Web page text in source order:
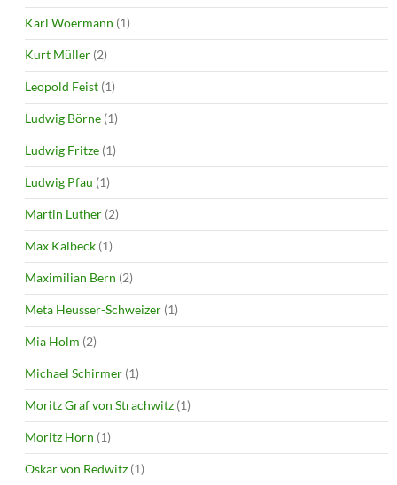
Karl Woermann (1)
Kurt Müller (2)
Leopold Feist (1)
Ludwig Börne (1)
Ludwig Fritze (1)
Ludwig Pfau (1)
Martin Luther (2)
Max Kalbeck (1)
Maximilian Bern (2)
Meta Heusser-Schweizer (1)
Mia Holm (2)
Michael Schirmer (1)
Moritz Graf von Strachwitz (1)
Moritz Horn (1)
Oskar von Redwitz (1)